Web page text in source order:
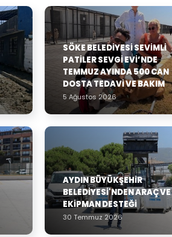
SÖKE BELEDIYESI SEVIMLI
PATILER SEVGI EVI’NDE
TEMMUZ AYINDA 500 CAN
DOSTA TEDAVI VE BAKIM
5 Ağustos 2026
AYDIN BÜYÜKŞEHIR
BELEDIYESI'NDEN ARAÇ VE
EKIPMAN DESTEĞI
30 Temmuz 2026